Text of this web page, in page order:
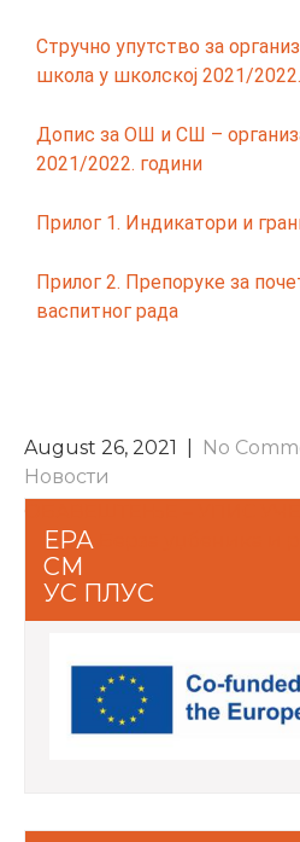
Стручно упутство за
школа у школској 2021/
Допис за ОШ и СШ –
2021/2022. години
Прилог 1. Индикатори и
Прилог 2. Препоруке за
васпитног рада
August 26, 2021 No
Новости
ОБАВЕШТЕЊЕ – УПИС
ЕРА
СМ
УС ПЛУС